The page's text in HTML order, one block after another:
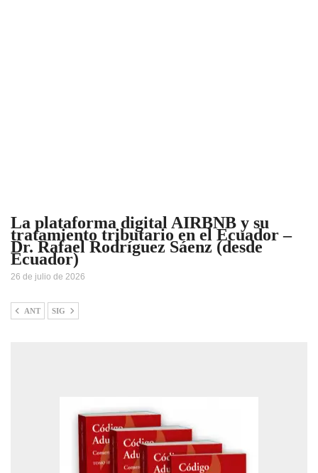
La plataforma digital AIRBNB y su
tratamiento tributario en el Ecuador –
Dr. Rafael Rodríguez Sáenz (desde
Ecuador)
26 de julio de 2026
ANT SIG